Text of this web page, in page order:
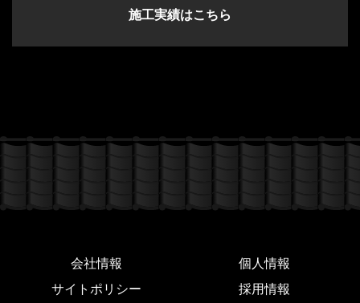
施工実績はこちら
会社情報
個人情報
サイトポリシー
採用情報